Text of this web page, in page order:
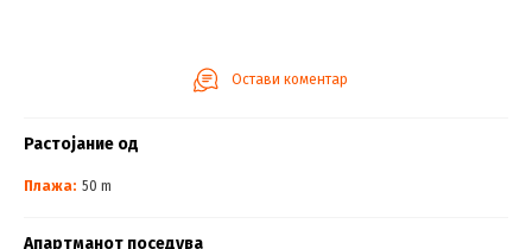
Остави коментар
Растојание од
Плажа: 50 m
Апартманот поседува